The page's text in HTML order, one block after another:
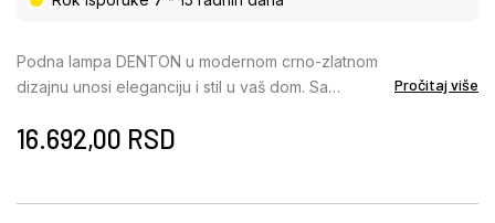
Podna lampa DENTON u modernom crno-zlatnom
dizajnu unosi eleganciju i stil u vaš dom. Sa
impozantan svetlosni objekat koji postavlja akcente
Pročitaj više
16.692,00 RSD